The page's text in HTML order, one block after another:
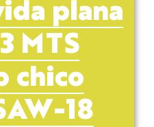
plana
MTS
chico
18